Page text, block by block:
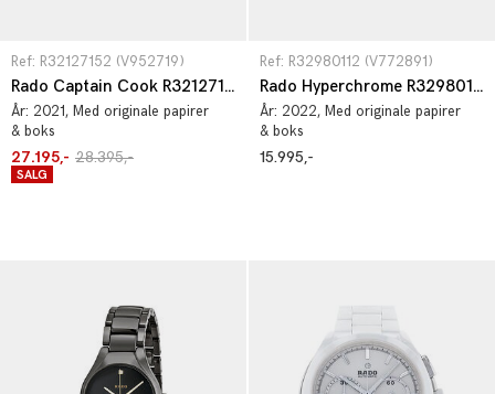
Ref: R32127152 (V952719)
Rado Captain Cook R32127152
År: 2021, Med originale papirer
& boks
27.195,- 28.395,-
SALG
Ref: R32980112 (V772891)
Rado Hyperchrome R32980112
År: 2022, Med originale papirer
& boks
15.995,-